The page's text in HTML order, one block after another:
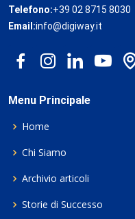
Telefono:+39 02 8715 8030
Email:info@digiway.it
Menu Principale
Home
Chi Siamo
Archivio articoli
Storie di Successo